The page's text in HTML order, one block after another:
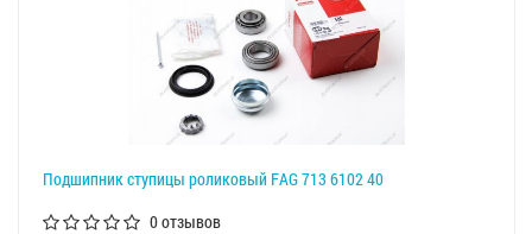
Подшипник ступицы роликовый FAG 713 6102 40
0 отзывов